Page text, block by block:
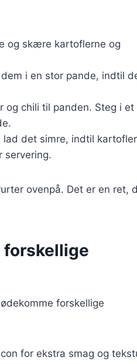
og skære kartoflerne og
i en stor pande, indtil
chili til panden. Steg i et
det simre, indtil
servering.
ovenpå. Det er en ret,
forskellige
forskellige
for ekstra smag og